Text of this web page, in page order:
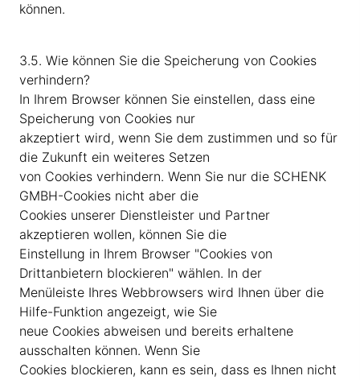
können.
3.5. Wie können Sie die Speicherung von Cookies
verhindern?
In Ihrem Browser können Sie einstellen, dass eine
Speicherung von Cookies nur
akzeptiert wird, wenn Sie dem zustimmen und so für
die Zukunft ein weiteres Setzen
von Cookies verhindern. Wenn Sie nur die SCHENK
GMBH-Cookies nicht aber die
Cookies unserer Dienstleister und Partner
akzeptieren wollen, können Sie die
Einstellung in Ihrem Browser "Cookies von
Drittanbietern blockieren" wählen. In der
Menüleiste Ihres Webbrowsers wird Ihnen über die
Hilfe-Funktion angezeigt, wie Sie
neue Cookies abweisen und bereits erhaltene
ausschalten können. Wenn Sie
Cookies blockieren, kann es sein, dass es Ihnen nicht